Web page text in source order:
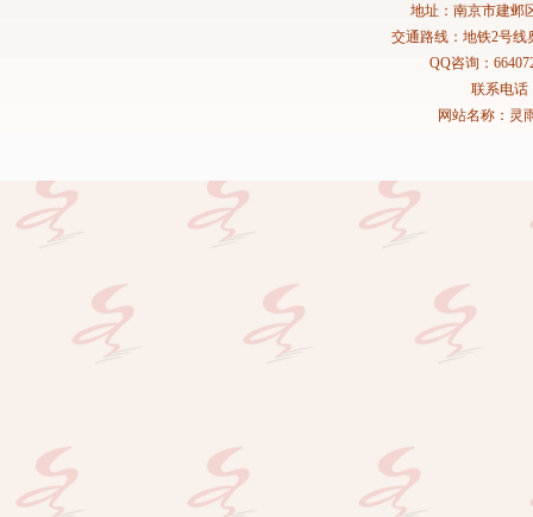
地址：南京市建邺
交通路线：地铁2号线
QQ咨询：
联系电话
网站名称：灵